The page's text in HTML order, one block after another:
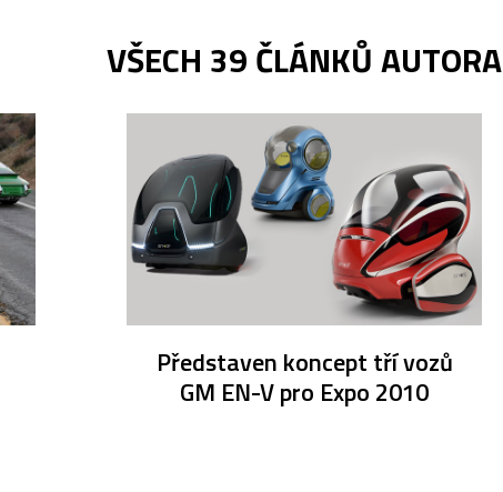
VŠECH 39 ČLÁNKŮ AUTORA
Představen koncept tří vozů
GM EN-V pro Expo 2010